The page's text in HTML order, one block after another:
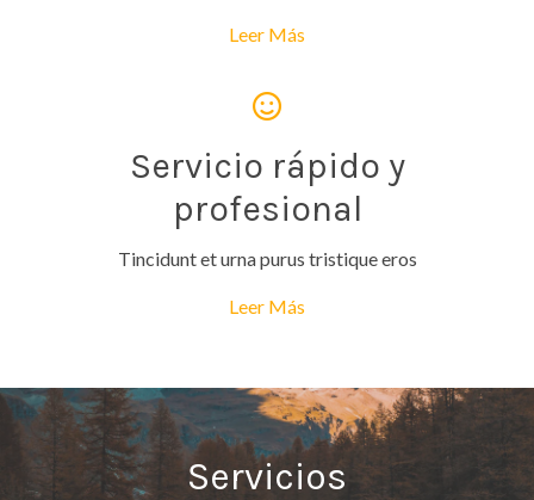
Leer Más
Servicio rápido y
profesional
Tincidunt et urna purus tristique eros
Leer Más
Servicios